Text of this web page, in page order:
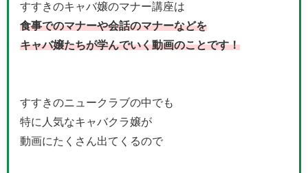
すすきのキャバ嬢のマナー講座は
食事でのマナーや会話のマナーなどを
キャバ嬢たちが学んでいく動画のことです！
すすきのニュークラブの中でも
特に人気なキャバクラ嬢が
動画にたくさん出てくるので